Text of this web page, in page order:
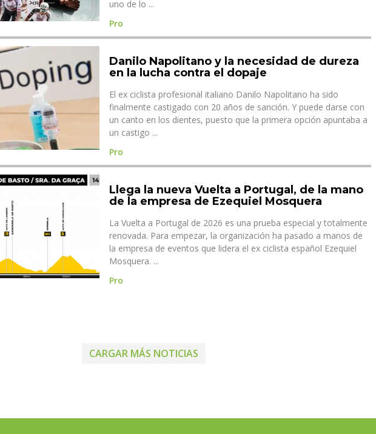
uno de lo ...
Pro
Danilo Napolitano y la necesidad de dureza
en la lucha contra el dopaje
El ex ciclista profesional italiano Danilo Napolitano ha sido
finalmente castigado con 20 años de sanción. Y puede darse con
un canto en los dientes, puesto que la primera opción apuntaba a
un castigo ...
Pro
Llega la nueva Vuelta a Portugal, de la mano
de la empresa de Ezequiel Mosquera
La Vuelta a Portugal de 2026 es una prueba especial y totalmente
renovada. Para empezar, la organización ha pasado a manos de
la empresa de eventos que lidera el ex ciclista español Ezequiel
Mosquera. ...
Pro
CARGAR MÁS NOTICIAS